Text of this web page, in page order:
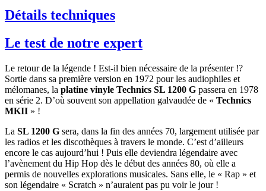
Détails techniques
Le test de notre expert
Le retour de la légende ! Est-il bien nécessaire de la présenter !?
Sortie dans sa première version en 1972 pour les audiophiles et
mélomanes, la platine vinyle Technics SL 1200 G passera en 1978
en série 2. D’où souvent son appellation galvaudée de « Technics
MKII » !
La SL 1200 G sera, dans la fin des années 70, largement utilisée par
les radios et les discothèques à travers le monde. C’est d’ailleurs
encore le cas aujourd’hui ! Puis elle deviendra légendaire avec
l’avènement du Hip Hop dès le début des années 80, où elle a
permis de nouvelles explorations musicales. Sans elle, le « Rap » et
son légendaire « Scratch » n’auraient pas pu voir le jour !